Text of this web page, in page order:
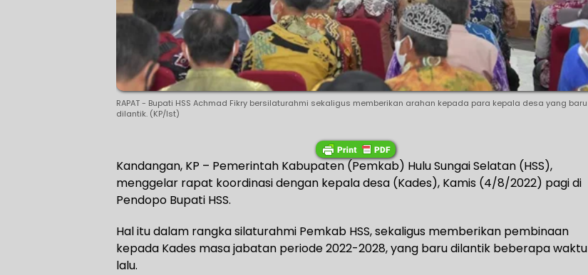
RAPAT - Bupati HSS Achmad Fikry bersilaturahmi sekaligus memberikan arahan kepada para kepala desa yang baru
dilantik. (KP/Ist)
Kandangan, KP – Pemerintah Kabupaten (Pemkab) Hulu Sungai Selatan (HSS),
menggelar rapat koordinasi dengan kepala desa (Kades), Kamis (4/8/2022) pagi di
Pendopo Bupati HSS.
Hal itu dalam rangka silaturahmi Pemkab HSS, sekaligus memberikan pembinaan
kepada Kades masa jabatan periode 2022-2028, yang baru dilantik beberapa waktu
lalu.